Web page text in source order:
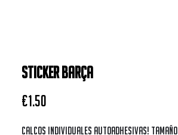
STICKER BARÇA
€1.50
Calcos individuales autoadhesivas! Tamaño